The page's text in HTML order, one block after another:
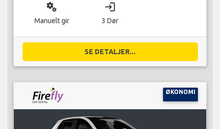
miscellaneous_services
Manuelt gir
login
3 Dør
SE DETALJER...
ØKONOMI